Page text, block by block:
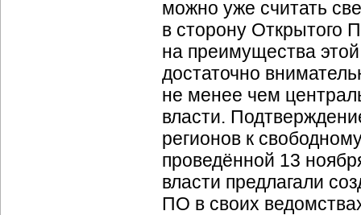
можно уже считать
в сторону Открытого
на преимущества этой
достаточно
не менее чем
власти.
регионов к
проведённой 13
власти предлагали
ПО в своих